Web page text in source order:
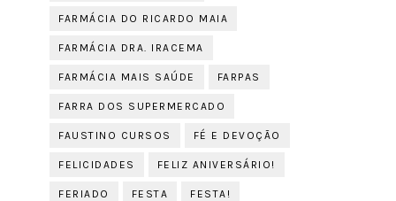
FARMÁCIA DO RICARDO MAIA
FARMÁCIA DRA. IRACEMA
FARMÁCIA MAIS SAÚDE FARPAS
FARRA DOS SUPERMERCADO
FAUSTINO CURSOS FÉ E DEVOÇÃO
FELICIDADES FELIZ ANIVERSÁRIO!
FERIADO FESTA FESTA!